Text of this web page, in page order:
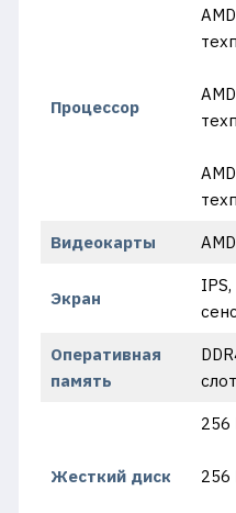
Процессор
Видеокарты
Экран
Оперативная
память
Жесткий диск
256
256